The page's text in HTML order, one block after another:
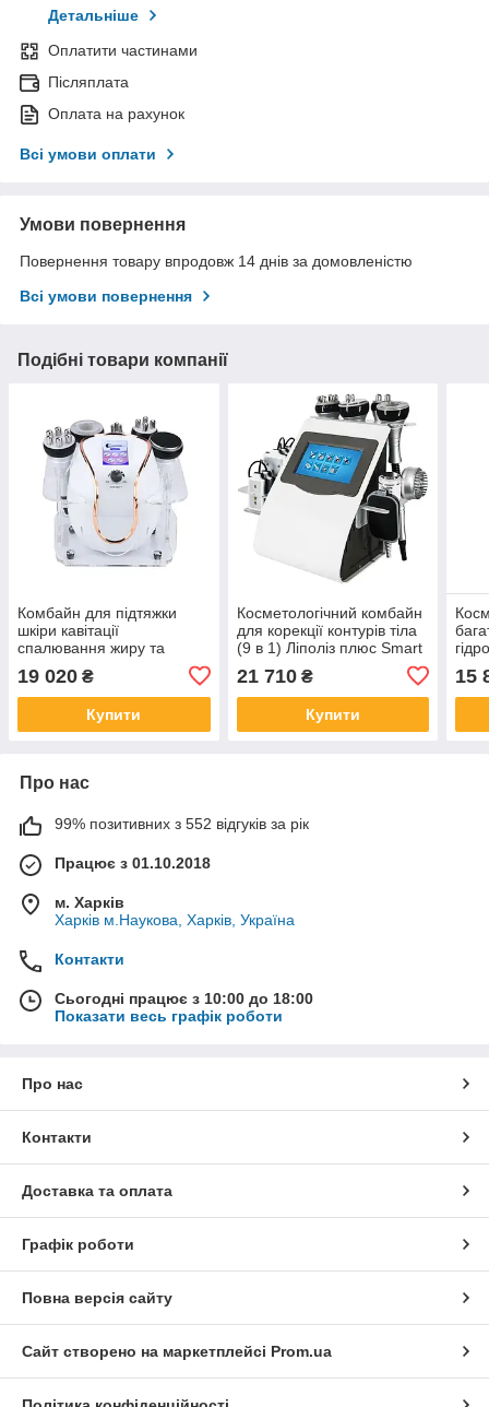
Детальніше
Оплатити частинами
Післяплата
Оплата на рахунок
Всі умови оплати
Умови повернення
Повернення товару впродовж 14 днів за домовленістю
Всі умови повернення
Подібні товари компанії
Комбайн для підтяжки
шкіри кавітації
спалювання жиру та
схуднення 40 кГц JF-646
19 020 ₴
Купити
Косметологічний комбайн
для корекції контурів тіла
(9 в 1) Ліполіз плюс Smart
21 710₴
Купити
15
Про нас
99% позитивних з 552 відгуків за рік
Працює з 01.10.2018
м. Харків
Харків м.Наукова, Харків, Україна
Контакти
Сьогодні працює з 10:00 до 18:00
Показати весь графік роботи
Про нас
Контакти
Доставка та оплата
Графік роботи
Повна версія сайту
Сайт створено на маркетплейсі Prom.ua